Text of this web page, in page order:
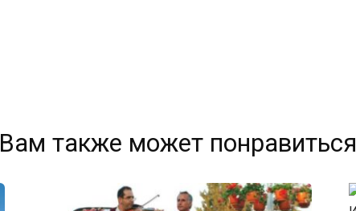
Вам также может понравиться